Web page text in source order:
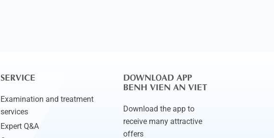
SERVICE
Examination and treatment
services
Expert Q&A
DOWNLOAD APP
BENH VIEN AN VIET
Download the app to
receive many attractive
offers